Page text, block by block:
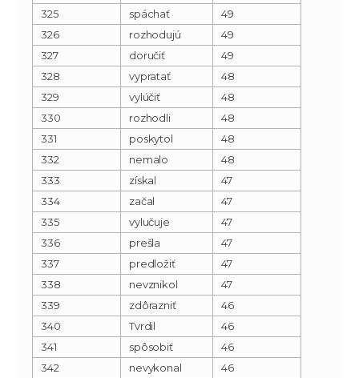
325
spáchať
49
326
rozhodujú
49
327
doručiť
49
328
vypratať
48
329
vylúčiť
48
330
rozhodli
48
331
poskytol
48
332
nemalo
48
333
získal
47
334
začal
47
335
vylučuje
47
336
prešla
47
337
predložiť
47
338
nevznikol
47
339
zdôrazniť
46
340
Tvrdil
46
341
spôsobiť
46
342
nevykonal
46